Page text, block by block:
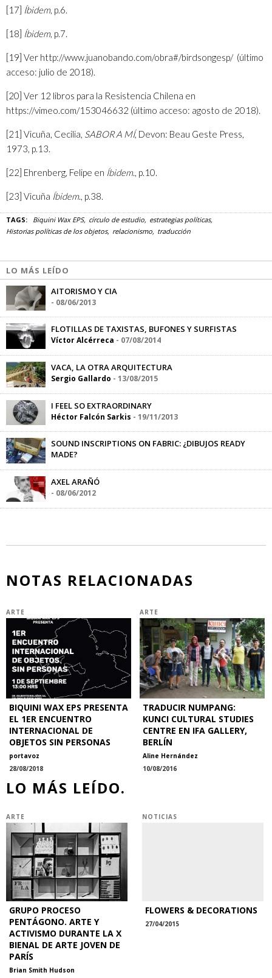
[17] Íbidem, p.6.
[18] Íbidem, p.7.
[19] Ver http://www.juanobando.com/obra#/birdsongesp/(último
acceso: julio de 2018).
[20] Ver 12 libros para la Resistencia Chilena en
https://vimeo.com/153046632 (último acceso: agosto de 2018).
[21] Vicuña, Cecilia, SABOR A MÍ, Devon: Beau Geste Press,
1973, p.13.
[22] Ehrenberg, Felipe en Íbidem., p.10.
[23] Vicuña Íbidem., p.38.
TAGS: Biquini Wax EPS círculo de estudio estrategias políticas
Historias políticas de los objetos relacionismo traducción
LO MÁS LEÍDO
AITORISMO Y CIA
- 08/06/2013
FLOTILLAS DE TAXISTAS, BUFONES Y SURFISTAS
Víctor Alcérreca - 07/08/2014
VACA, LA OTRA ARQUITECTURA
Sergio Gallardo - 13/08/2015
I FEEL SO EXTRAORDINARY
Héctor Falcón Sarkis - 19/11/2013
SOUND INSCRIPTIONS ON FABRIC: ¿DIBUJOS READY
MADE?
AXEL ARAÑÓ
- 08/06/2012
NOTAS RELACIONADAS
ARTE
BIQUINI WAX EPS PRESENTA
EL 1ER ENCUENTRO
INTERNACIONAL DE
OBJETOS SIN PERSONAS
portavoz
28/08/2018
ARTE
TRADUCIR NUMPANG:
KUNCI CULTURAL STUDIES
CENTRE EN IFA GALLERY,
BERLÍN
Aline Hernández
10/08/2016
LO MÁS LEÍDO.
ARTE
GRUPO PROCESO
PENTÁGONO. ARTE Y
ACTIVISMO DURANTE LA X
BIENAL DE ARTE JOVEN DE
PARÍS
Brian Smith Hudson
NOTICIAS
FLOWERS & DECORATIONS
27/04/2015